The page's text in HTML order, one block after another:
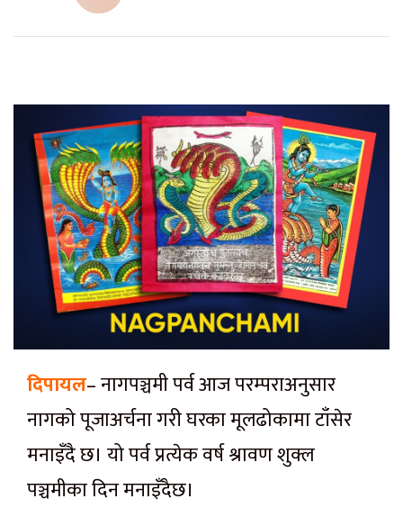
दिपायल– नागपञ्चमी पर्व आज परम्पराअनुसार
नागको पूजाअर्चना गरी घरका मूलढोकामा टाँसेर
मनाइँदै छ। यो पर्व प्रत्येक वर्ष श्रावण शुक्ल
पञ्चमीका दिन मनाइँदैछ।